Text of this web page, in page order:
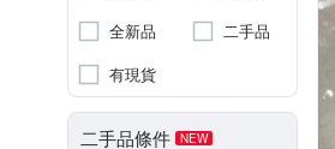
全新品
二手品
有現貨
二手品條件 NEW